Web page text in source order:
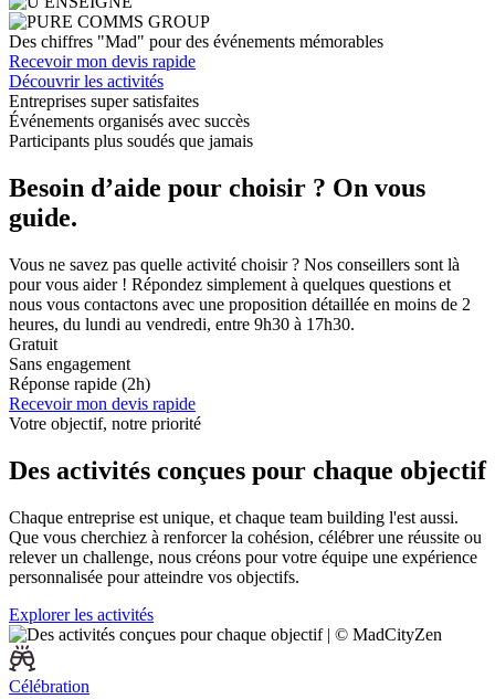
Des chiffres "Mad" pour des événements mémorables
Recevoir mon devis rapide
Découvrir les activités
Entreprises super satisfaites
Événements organisés avec succès
Participants plus soudés que jamais
Besoin d’aide pour choisir ? On vous
guide.
Vous ne savez pas quelle activité choisir ? Nos conseillers sont là
pour vous aider ! Répondez simplement à quelques questions et
nous vous contactons avec une proposition détaillée en moins de 2
heures, du lundi au vendredi, entre 9h30 à 17h30.
Gratuit
Sans engagement
Réponse rapide (2h)
Recevoir mon devis rapide
Votre objectif, notre priorité
Des activités conçues pour chaque objectif
Chaque entreprise est unique, et chaque team building l'est aussi.
Que vous cherchiez à renforcer la cohésion, célébrer une réussite ou
relever un challenge, nous créons pour votre équipe une expérience
personnalisée pour atteindre vos objectifs.
Explorer les activités
Célébration